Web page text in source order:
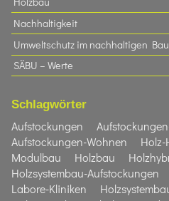
Nachhaltigkeit
Umweltschutz im nachhaltigen
SÄBU – Werte
Schlagwörter
Aufstockungen
Aufstockungen-Wohnen
Modulbau
Holzbau
Holzsystembau-Aufstockungen
Labore-Kliniken